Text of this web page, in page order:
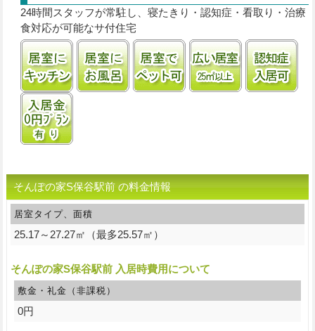
24時間スタッフが常駐し、寝たきり・認知症・看取り・治療
食対応が可能なサ付住宅
居室にキッチンあり
居室に風呂ありペット飼育可居室25㎡以上認
入居金0円プランあり
そんぽの家S保谷駅前 の料金情報
居室タイプ、面積
25.17～27.27㎡（最多25.57㎡）
そんぽの家S保谷駅前 入居時費用について
敷金・礼金（非課税）
0円